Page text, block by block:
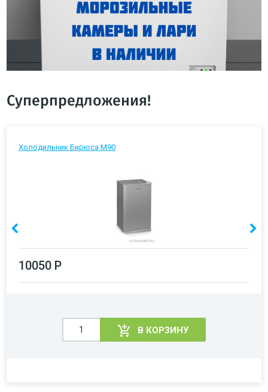
Суперпредложения!
Холодильник Бирюса М90
10050 Р
В КОРЗИНУ